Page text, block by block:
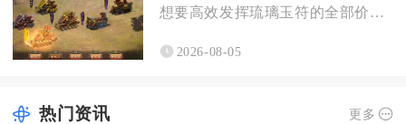
想要高效发挥琉璃玉符的全部价值，核心思路是优先供给战法输出型...
2026-08-05
热门资讯 更多